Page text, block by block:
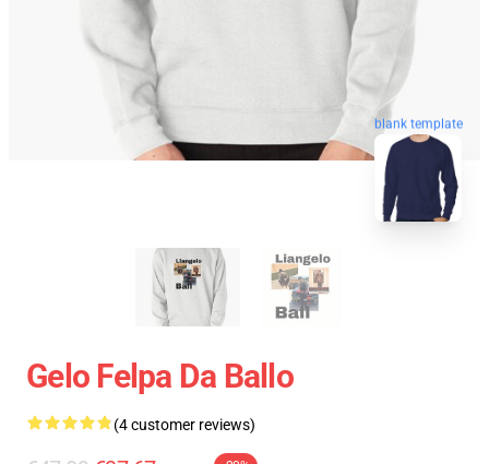
blank template
Gelo Felpa Da Ballo
(4 customer reviews)